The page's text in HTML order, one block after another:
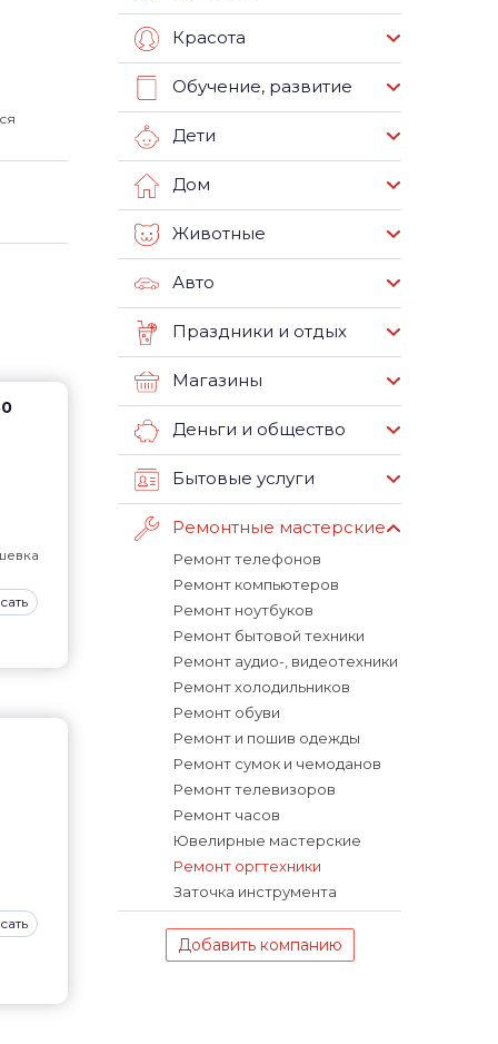
Красота
Обучение, развитие
Дети
Дом
Животные
Авто
Праздники и отдых
Магазины
Деньги и общество
Бытовые услуги
Ремонтные мастерские
Ремонт телефонов
Ремонт компьютеров
Ремонт ноутбуков
Ремонт бытовой техники
Ремонт аудио-, видеотехники
Ремонт холодильников
Ремонт обуви
Ремонт и пошив одежды
Ремонт сумок и чемоданов
Ремонт телевизоров
Ремонт часов
Ювелирные мастерские
Ремонт оргтехники
Заточка инструмента
Добавить компанию